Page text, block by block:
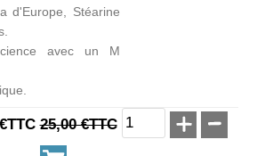
d'Europe, Stéarine
avec un M
25,00 €TTC